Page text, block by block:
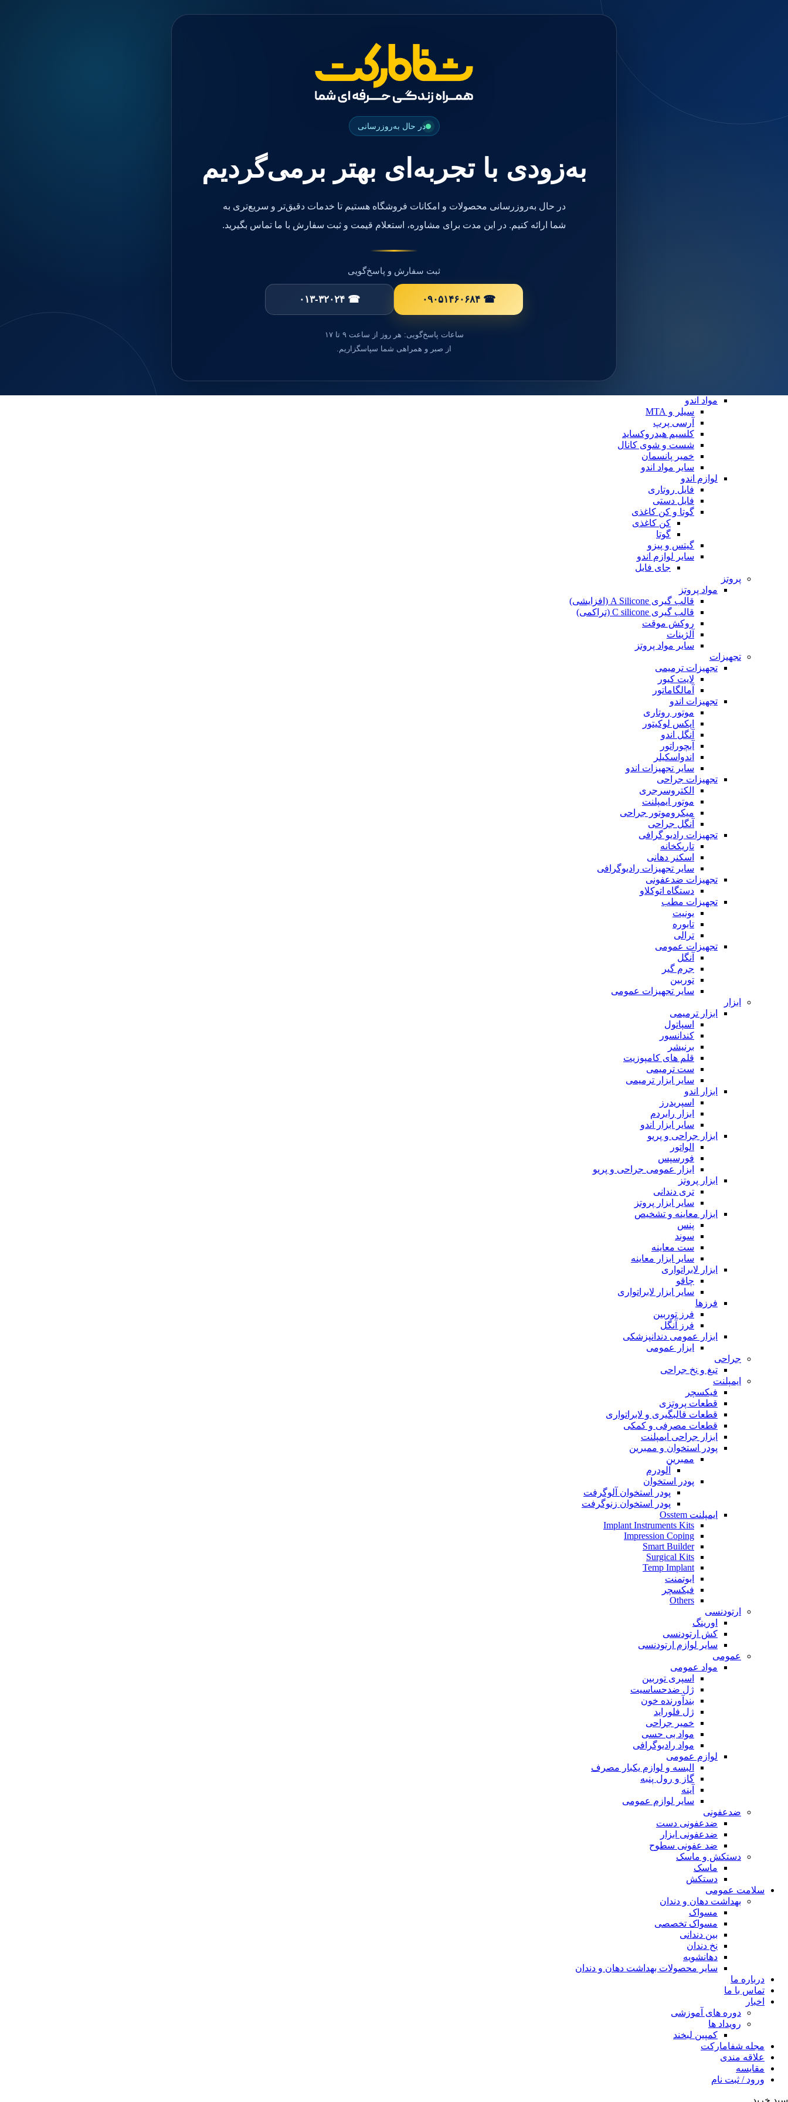
در حال به‌روزرسانی
به‌زودی با تجربه‌ای بهتر برمی‌گردیم
در حال به‌روزرسانی محصولات و امکانات فروشگاه هستیم تا خدمات دقیق‌تر و سریع‌تری به
شما ارائه کنیم. در این مدت برای مشاوره، استعلام قیمت و ثبت سفارش با ما تماس بگیرید.
ثبت سفارش و پاسخ‌گویی
☎ ۰۹۰۵۱۴۶۰۶۸۴ ☎ ۰۱۳-۳۲۰۲۴
ساعات پاسخ‌گویی: هر روز از ساعت ۹ تا ۱۷
از صبر و همراهی شما سپاسگزاریم.
کاپ و مولت پرداخت
مواد اندو
سیلر و MTA
آرسی پرپ
کلسیم هیدروکساید
شست و شوی کانال
خمیر پانسمان
سایر مواد اندو
لوازم اندو
فایل روتاری
فایل دستی
گوتا و کن کاغذی
کن کاغذی
گوتا
گیتس و پیزو
سایر لوازم اندو
جای فایل
پروتز
مواد پروتز
قالب گیری A Silicone (افزایشی)
قالب گیری C silicone (تراکمی)
روکش موقت
آلژینات
سایر مواد پروتز
تجهیزات
تجهیزات ترمیمی
لایت کیور
آمالگاماتور
تجهیزات اندو
موتور روتاری
اپکس لوکیتور
آنگل اندو
آبچوراتور
اندواسکیلر
سایر تجهیزات اندو
تجهیزات جراحی
الکتروسرجری
موتور ایمپلنت
میکروموتور جراحی
آنگل جراحی
تجهیزات رادیو گرافی
تاریکخانه
اسکنر دهانی
سایر تجهیزات رادیوگرافی
تجهیزات ضدعفونی
دستگاه اتوکلاو
تجهیزات مطب
یونیت
تابوره
ترالی
تجهیزات عمومی
آنگل
جرم گیر
توربین
سایر تجهیزات عمومی
ابزار
ابزار ترمیمی
اسپاتول
کندانسور
برنیشر
قلم های کامپوزیت
ست ترمیمی
سایر ابزار ترمیمی
ابزار اندو
اسپریدرز
ابزار رابردم
سایر ابزار اندو
ابزار جراحی و پریو
الواتور
فورسپس
ابزار عمومی جراحی و پریو
ابزار پروتز
تری دندانی
سایر ابزار پروتز
ابزار معاینه و تشخیص
پنس
سوند
ست معاینه
سایر ابزار معاینه
ابزار لابراتواری
چاقو
سایر ابزار لابراتواری
فرزها
فرز توربین
فرز آنگل
ابزار عمومی دندانپزشکی
ابزار عمومی
جراحی
تیغ و نخ جراحی
ایمپلنت
فیکسچر
قطعات پروتزی
قطعات قالبگیری و لابراتواری
قطعات مصرفی و کمکی
ابزار جراحی ایمپلنت
پودر استخوان و ممبرین
ممبرین
آلودرم
پودر استخوان
پودر استخوان آلوگرفت
پودر استخوان زنوگرفت
ایمپلنت Osstem
Implant Instruments Kits
Impression Coping
Smart Builder
Surgical Kits
Temp Implant
ابوتمنت
فیکسچر
Others
ارتودنسی
اورینگ
کش ارتودنسی
سایر لوازم ارتودنسی
عمومی
مواد عمومی
اسپری توربین
ژل ضدحساسیت
بندآورنده خون
ژل فلوراید
خمیر جراحی
مواد بی حسی
مواد رادیوگرافی
لوازم عمومی
البسه و لوازم یکبار مصرف
گاز و رول پنبه
آینه
سایر لوازم عمومی
ضدعفونی
ضدعفونی دست
ضدعفونی ابزار
ضد عفونی سطوح
دستکش و ماسک
ماسک
دستکش
سلامت عمومی
بهداشت دهان و دندان
مسواک
مسواک تخصصی
بین دندانی
نخ دندان
دهانشویه
سایر محصولات بهداشت دهان و دندان
درباره ما
تماس با ما
اخبار
دوره های آموزشی
رویداد ها
کمپین لبخند
مجله شفامارکت
علاقه مندی
مقایسه
ورود / ثبت نام
سبد خرید